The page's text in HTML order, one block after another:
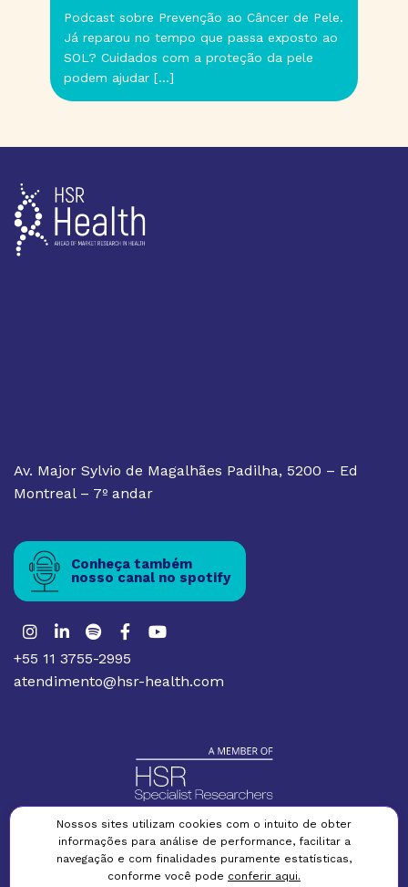
Podcast sobre Prevenção ao Câncer de Pele.
Já reparou no tempo que passa exposto ao
SOL? Cuidados com a proteção da pele
podem ajudar […]
Av. Major Sylvio de Magalhães Padilha, 5200 – Ed
Montreal – 7º andar
Conheça também
nosso canal no spotify
+55 11 3755-2995
atendimento@hsr-health.com
Política de privacidade Termos e condições Política de cookies
Nossos sites utilizam cookies com o intuito de obter
informações para análise de performance, facilitar a
navegação e com finalidades puramente estatísticas,
conforme você pode conferir aqui.